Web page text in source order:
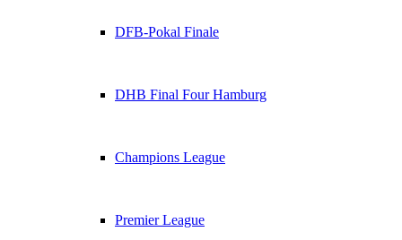
DFB-Pokal Finale
DHB Final Four Hamburg
Champions League
Premier League